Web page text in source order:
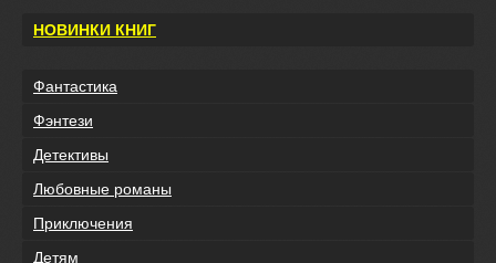
НОВИНКИ КНИГ
Фантастика
Фэнтези
Детективы
Любовные романы
Приключения
Детям